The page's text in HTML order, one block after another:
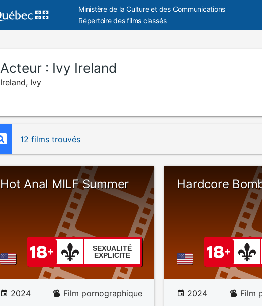
Ministère de la Culture et des Communications
Répertoire des films classés
Acteur : Ivy Ireland
Ireland, Ivy
12 films trouvés
Hot Anal MILF Summer
SEXUALITÉ
EXPLICITE
2024 Film pornographique
Hardcore
2024 Film